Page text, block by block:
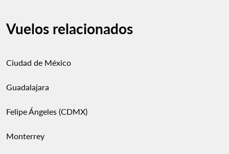
Vuelos relacionados
Ciudad de México
Guadalajara
Felipe Ángeles (CDMX)
Monterrey